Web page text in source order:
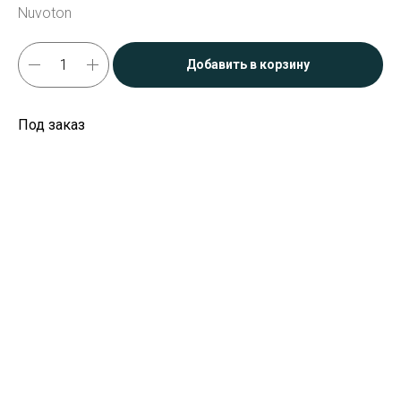
Nuvoton
Добавить в корзину
Под заказ